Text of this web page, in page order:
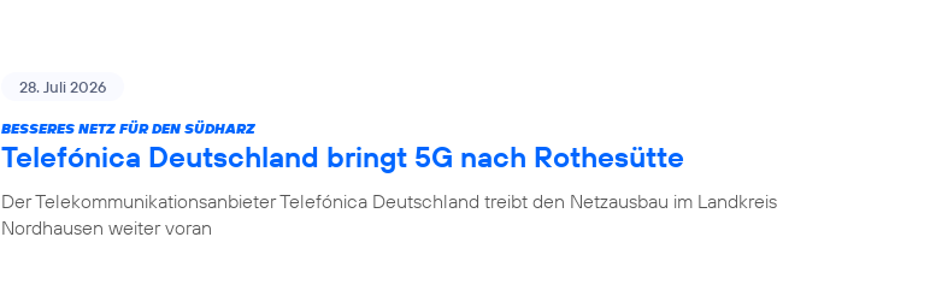
28. Juli 2026
BESSERES NETZ FÜR DEN SÜDHARZ
Telefónica Deutschland bringt 5G nach Rothesütte
Der Telekommunikationsanbieter Telefónica Deutschland treibt den Netzausbau im Landkreis
Nordhausen weiter voran